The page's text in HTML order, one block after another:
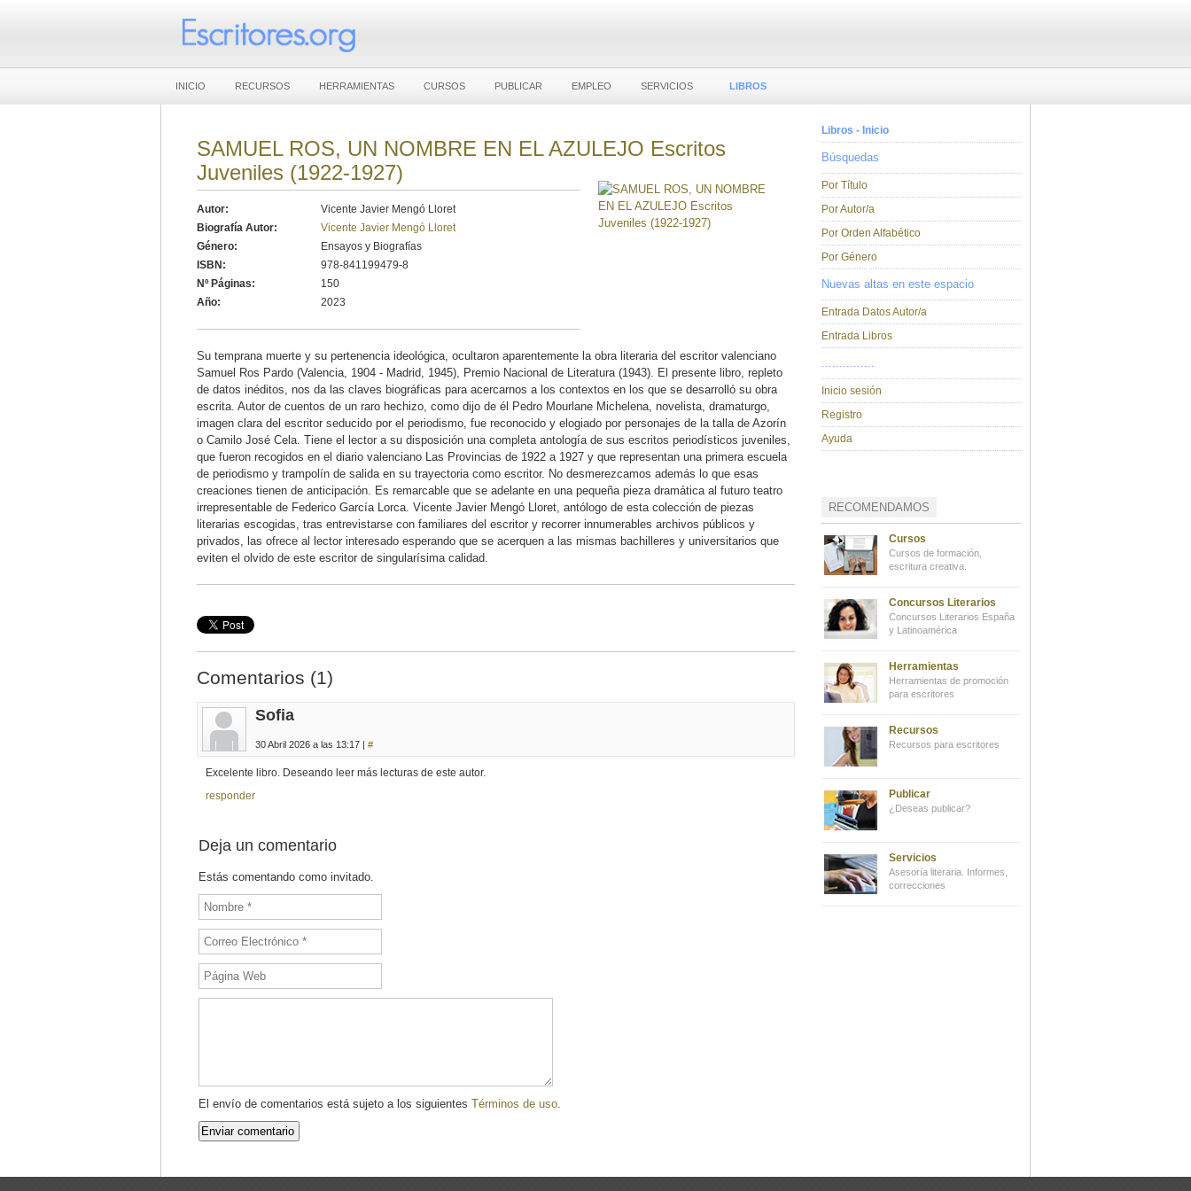
INICIO RECURSOS HERRAMIENTAS CURSOS PUBLICAR EMPLEO SERVICIOS LIBROS
SAMUEL ROS, UN NOMBRE EN EL AZULEJO Escritos
Juveniles (1922-1927)
Autor:
Vicente Javier Mengó Lloret
Biografía Autor:
Vicente Javier Mengó Lloret
Género:
Ensayos y Biografías
ISBN:
978-841199479-8
Nº Páginas:
150
Año:
2023
Su temprana muerte y su pertenencia ideológica, ocultaron aparentemente la obra literaria del escritor valenciano
Samuel Ros Pardo (Valencia, 1904 - Madrid, 1945), Premio Nacional de Literatura (1943). El presente libro, repleto
de datos inéditos, nos da las claves biográficas para acercarnos a los contextos en los que se desarrolló su obra
escrita. Autor de cuentos de un raro hechizo, como dijo de él Pedro Mourlane Michelena, novelista, dramaturgo,
imagen clara del escritor seducido por el periodismo, fue reconocido y elogiado por personajes de la talla de Azorín
o Camilo José Cela. Tiene el lector a su disposición una completa antología de sus escritos periodísticos juveniles,
que fueron recogidos en el diario valenciano Las Provincias de 1922 a 1927 y que representan una primera escuela
de periodismo y trampolín de salida en su trayectoria como escritor. No desmerezcamos además lo que esas
creaciones tienen de anticipación. Es remarcable que se adelante en una pequeña pieza dramática al futuro teatro
irrepresentable de Federico García Lorca. Vicente Javier Mengó Lloret, antólogo de esta colección de piezas
literarias escogidas, tras entrevistarse con familiares del escritor y recorrer innumerables archivos públicos y
privados, las ofrece al lector interesado esperando que se acerquen a las mismas bachilleres y universitarios que
eviten el olvido de este escritor de singularísima calidad.
Comentarios (1)
Sofia
30 Abril 2026 a las 13:17 | #
Excelente libro. Deseando leer más lecturas de este autor.
responder
Deja un comentario
Estás comentando como invitado.
El envío de comentarios está sujeto a los siguientes Términos de uso.
Libros - Inicio
Búsquedas
Por Título
Por Autor/a
Por Orden Alfabético
Por Género
Nuevas altas en este espacio
Entrada Datos Autor/a
Entrada Libros
...............
Inicio sesión
Registro
Ayuda
RECOMENDAMOS
Cursos
Cursos de formación,
escritura creativa.
Concursos Literarios
Concursos Literarios España
y Latinoamérica
Herramientas
Herramientas de promoción
para escritores
Recursos
Recursos para escritores
Publicar
¿Deseas publicar?
Servicios
Asesoría literaria. Informes,
correcciones